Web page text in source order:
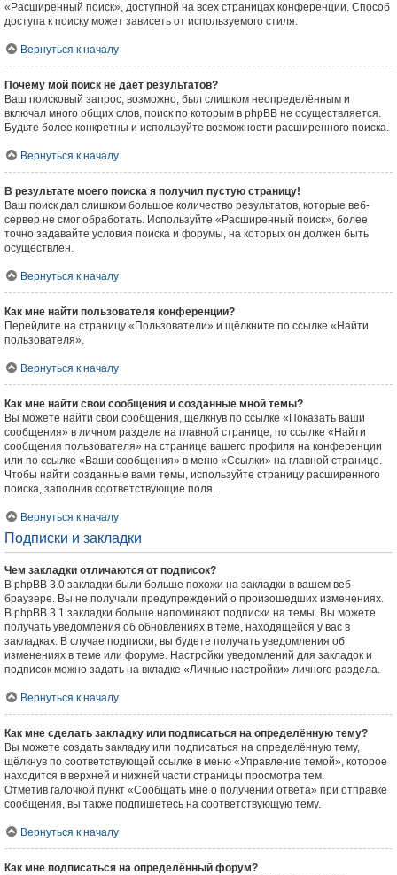
«Расширенный поиск», доступной на всех страницах конференции. Способ
доступа к поиску может зависеть от используемого стиля.
Вернуться к началу
Почему мой поиск не даёт результатов?
Ваш поисковый запрос, возможно, был слишком неопределённым и
включал много общих слов, поиск по которым в phpBB не осуществляется.
Будьте более конкретны и используйте возможности расширенного поиска.
Вернуться к началу
В результате моего поиска я получил пустую страницу!
Ваш поиск дал слишком большое количество результатов, которые веб-
сервер не смог обработать. Используйте «Расширенный поиск», более
точно задавайте условия поиска и форумы, на которых он должен быть
осуществлён.
Вернуться к началу
Как мне найти пользователя конференции?
Перейдите на страницу «Пользователи» и щёлкните по ссылке «Найти
пользователя».
Вернуться к началу
Как мне найти свои сообщения и созданные мной темы?
Вы можете найти свои сообщения, щёлкнув по ссылке «Показать ваши
сообщения» в личном разделе на главной странице, по ссылке «Найти
сообщения пользователя» на странице вашего профиля на конференции
или по ссылке «Ваши сообщения» в меню «Ссылки» на главной странице.
Чтобы найти созданные вами темы, используйте страницу расширенного
поиска, заполнив соответствующие поля.
Вернуться к началу
Подписки и закладки
Чем закладки отличаются от подписок?
В phpBB 3.0 закладки были больше похожи на закладки в вашем веб-
браузере. Вы не получали предупреждений о произошедших изменениях.
В phpBB 3.1 закладки больше напоминают подписки на темы. Вы можете
получать уведомления об обновлениях в теме, находящейся у вас в
закладках. В случае подписки, вы будете получать уведомления об
изменениях в теме или форуме. Настройки уведомлений для закладок и
подписок можно задать на вкладке «Личные настройки» личного раздела.
Вернуться к началу
Как мне сделать закладку или подписаться на определённую тему?
Вы можете создать закладку или подписаться на определённую тему,
щёлкнув по соответствующей ссылке в меню «Управление темой», которое
находится в верхней и нижней части страницы просмотра тем.
Отметив галочкой пункт «Сообщать мне о получении ответа» при отправке
сообщения, вы также подпишетесь на соответствующую тему.
Вернуться к началу
Как мне подписаться на определённый форум?